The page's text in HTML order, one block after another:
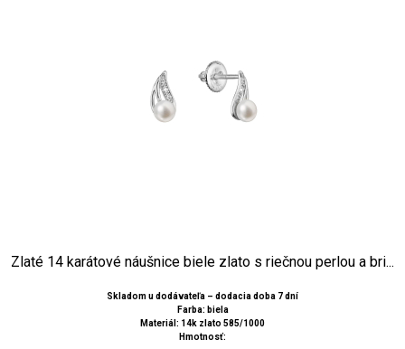
Zlaté 14 karátové náušnice biele zlato s riečnou perlou a bri...
Skladom u dodávateľa – dodacia doba 7 dní
Farba: biela
Materiál: 14k zlato 585/1000
Hmotnosť: